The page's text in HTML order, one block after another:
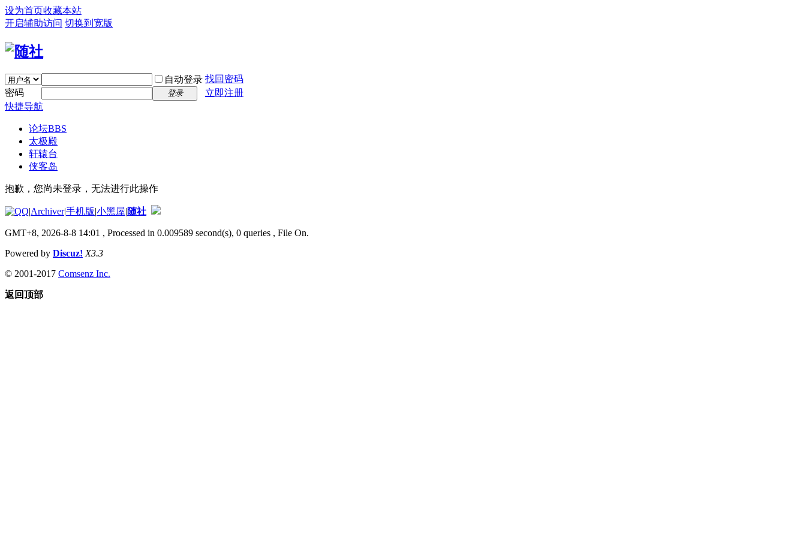
设为首页收藏本站
开启辅助访问 切换到宽版
自动登录 找回密码
密码
登录
立即注册
快捷导航
论坛BBS
太极殿
轩辕台
侠客岛
抱歉，您尚未登录，无法进行此操作
|Archiver|手机版|小黑屋|随社
GMT+8, 2026-8-8 14:01 , Processed in 0.009589 second(s), 0 queries , File On.
Powered by Discuz! X3.3
© 2001-2017 Comsenz Inc.
返回顶部